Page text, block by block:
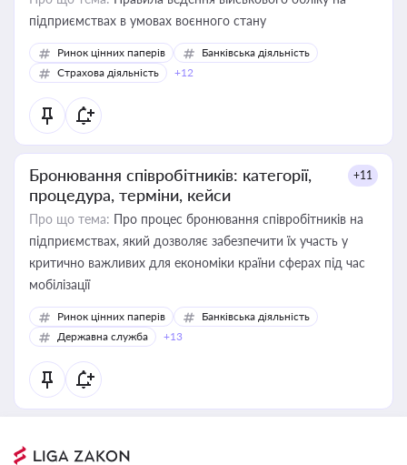
підприємствах в умовах воєнного стану
Ринок цінних паперів
Банківська діяльність
Страхова діяльність
+12
Бронювання співробітників: категорії,
процедура, терміни, кейси
+11
Про що тема: Про процес бронювання співробітників на
підприємствах, який дозволяє забезпечити їх участь у
критично важливих для економіки країни сферах під час
мобілізації
Ринок цінних паперів
Банківська діяльність
Державна служба
+13